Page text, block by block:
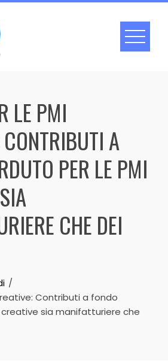
LE PMI
A
PER LE PMI
CHE DEI
Contributi a fondo
creative sia manifatturiere che